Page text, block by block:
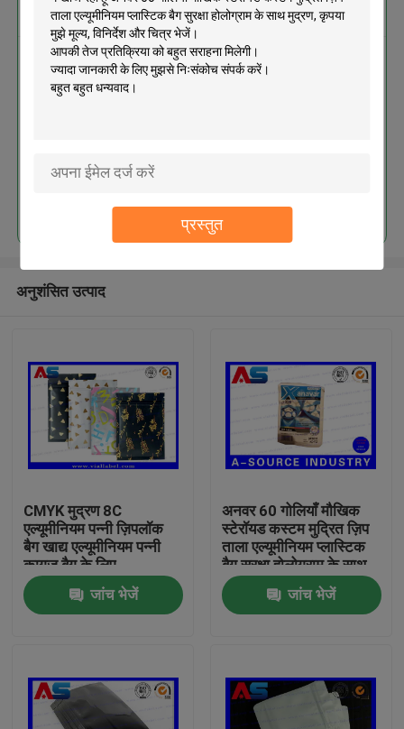
प्रस्तुत
घर
हमारे बारे में
सबसे उत्तम प्रतिदान प्राप्त करें
अनवर 60 गोलियाँ मौखिक स्टेरॉयड कस्टम
अनुशंसित उत्पाद
CMYK मुद्रण 8C
एल्यूमीनियम पन्नी ज़िपलॉक
बैग खाद्य एल्यूमीनियम पन्नी
कागज बैग के लिए
जांच भेजें
अनवर 60 गोलियाँ मौखिक
स्टेरॉयड कस्टम मुद्रित ज़िप
ताला एल्यूमीनियम प्लास्टिक
बैग सुरक्षा होलोग्राम के साथ
मुद्रण
जांच भेजें